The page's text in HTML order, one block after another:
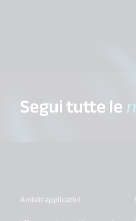
Segui tutte le
Ambiti applicativi